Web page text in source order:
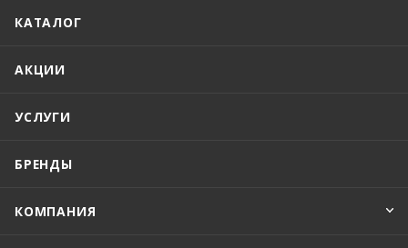
КАТАЛОГ
АКЦИИ
УСЛУГИ
БРЕНДЫ
КОМПАНИЯ